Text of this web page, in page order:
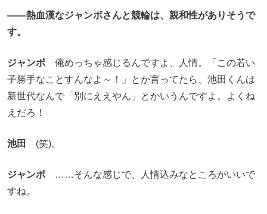
――熱血漢なジャンボさんと競輪は、親和性がありそうで
す。
ジャンボ 俺めっちゃ感じるんですよ、人情。「この若い
子勝手なことすんなよ～！」とか言ってたら、池田くんは
新世代なんで「別にええやん」とかいうんですよ。よくね
えだろ！
池田 (笑)。
ジャンボ ……そんな感じで、人情込みなところがいいで
すね。